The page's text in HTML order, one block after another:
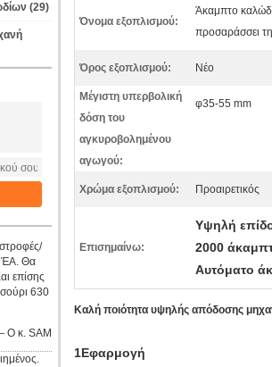
(29)
Θα
επίσης
630
κ. SAM
Όνομα εξοπλισμού:
Άκαμπτο
προσαράσσει
Όρος εξοπλισμού: Νέο
Μέγιστη υπερβολική
δόση του
αγκυροβολημένου
αγωγού:
φ35-55 mm
Χρώμα εξοπλισμού: Προαιρετικός
Επισημαίνω:
Υψηλή
2000
Αυτόματο
Καλή ποιότητα υψηλής απόδοσης
1Εφαρμογή